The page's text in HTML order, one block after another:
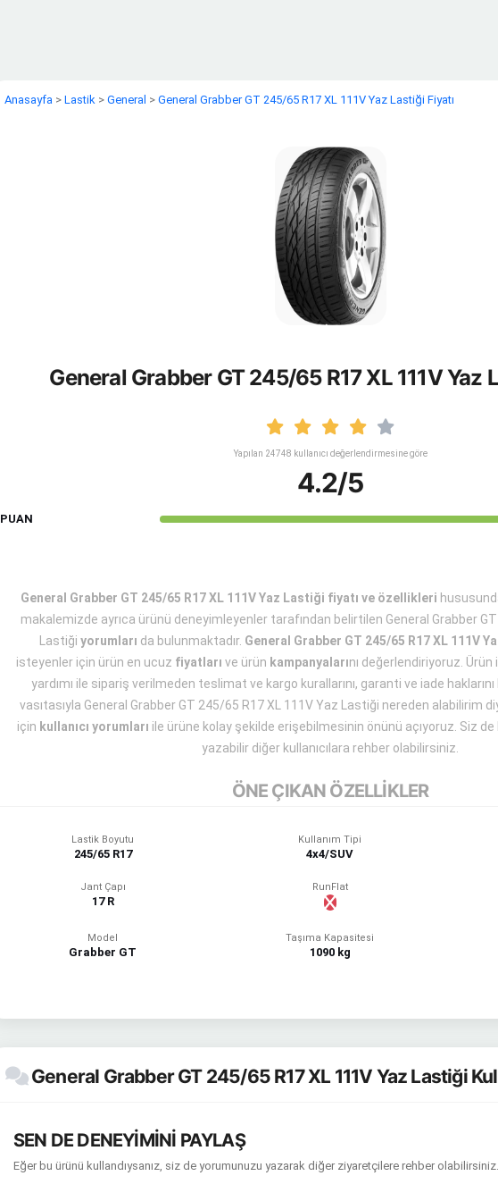
Anasayfa > Lastik > General > General Grabber GT 245/65 R17 XL 111V Yaz Lastiği Fiyatı
General Grabber GT 245/65 R17 XL 111V Yaz
Yapılan 24748 kullanıcı değerlendirmesine göre
4.2/5
PUAN
General Grabber GT 245/65 R17 XL 111V Yaz Lastiği fiyatı ve özellikleri
makalemizde ayrıca ürünü deneyimleyenler tarafından belirtilen General Grabber
Lastiği yorumları da bulunmaktadır. General Grabber GT 245/65 R17 XL 111V
isteyenler için ürün en ucuz fiyatları ve ürün kampanyalarını değerlendiriyoruz.
yardımı ile sipariş verilmeden teslimat ve kargo kurallarını, garanti ve iade haklarını
vasıtasıyla General Grabber GT 245/65 R17 XL 111V Yaz Lastiği nereden alabilirim
için kullanıcı yorumları ile ürüne kolay şekilde erişebilmesinin önünü açıyoruz. Siz de
yazabilir diğer kullanıcılara rehber olabilirsiniz.
ÖNE ÇIKAN ÖZELLİKLER
Lastik Boyutu
245/65 R17
Kullanım Tipi
4x4/SUV
Jant Çapı
17 R
RunFlat
Model
Grabber GT
Taşıma Kapasitesi
1090 kg
General Grabber GT 245/65 R17 XL 111V Yaz Lastiği
SEN DE DENEYİMİNİ PAYLAŞ
Eğer bu ürünü kullandıysanız, siz de yorumunuzu yazarak diğer ziyaretçilere rehber olabilirsiniz.